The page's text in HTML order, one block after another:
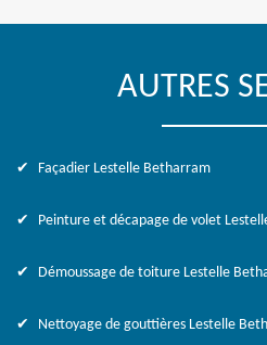
AUTRES
Façadier Lestelle Betharram
Peinture et décapage de volet
Démoussage de toiture Lestelle
Nettoyage de gouttières Lestelle